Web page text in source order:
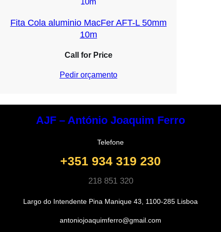
Fita Cola aluminio MacFer AFT-L 50mm
10m
Call for Price
Pedir orçamento
AJF – António Joaquim Ferro
Telefone
+351 934 319 230
218 851 320
Largo do Intendente Pina Manique 43, 1100-285 Lisboa
antoniojoaquimferro@gmail.com